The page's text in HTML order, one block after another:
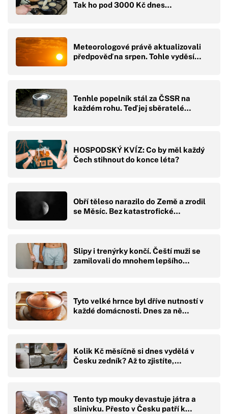
Tak ho pod 3000 Kč dnes…
Meteorologové právě aktualizovali
předpověď na srpen. Tohle vyděsí…
Tenhle popelník stál za ČSSR na
každém rohu. Teď jej sběratelé…
HOSPODSKÝ KVÍZ: Co by měl každý
Čech stihnout do konce léta?
Obří těleso narazilo do Země a zrodil
se Měsíc. Bez katastrofické…
Slipy i trenýrky končí. Čeští muži se
zamilovali do mnohem lepšího…
Tyto velké hrnce byl dříve nutností v
každé domácnosti. Dnes za ně…
Kolik Kč měsíčně si dnes vydělá v
Česku zedník? Až to zjistíte,…
Tento typ mouky devastuje játra a
slinivku. Přesto v Česku patří k…